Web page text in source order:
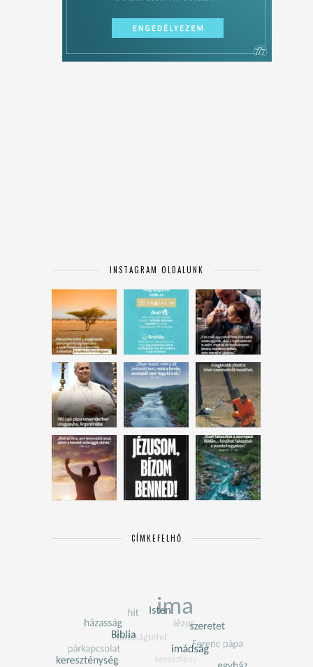
INSTAGRAM OLDALUNK
CÍMKEFELHŐ